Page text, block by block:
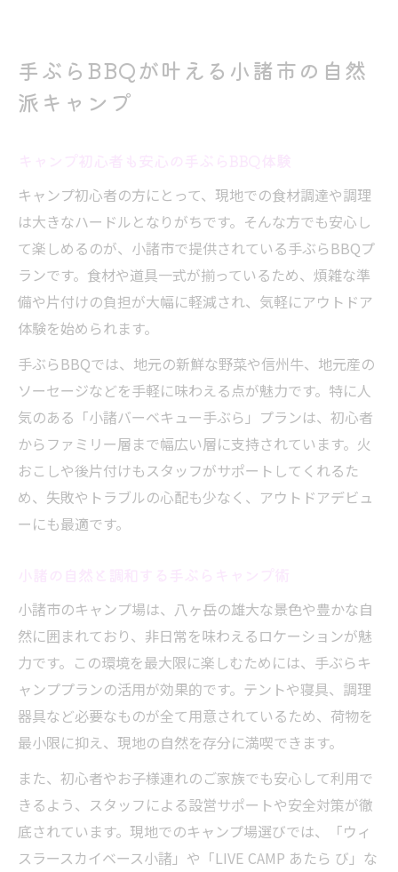
手ぶらBBQが叶える小諸市の自然
派キャンプ
キャンプ初心者の方にとって、現地での食材調達や調理
は大きなハードルとなりがちです。そんな方でも安心し
て楽しめるのが、小諸市で提供されている手ぶらBBQプ
ランです。食材や道具一式が揃っているため、煩雑な準
備や片付けの負担が大幅に軽減され、気軽にアウトドア
体験を始められます。
手ぶらBBQでは、地元の新鮮な野菜や信州牛、地元産の
ソーセージなどを手軽に味わえる点が魅力です。特に人
気のある「小諸バーベキュー手ぶら」プランは、初心者
からファミリー層まで幅広い層に支持されています。火
おこしや後片付けもスタッフがサポートしてくれるた
め、失敗やトラブルの心配も少なく、アウトドアデビュ
ーにも最適です。
小諸市のキャンプ場は、八ヶ岳の雄大な景色や豊かな自
然に囲まれており、非日常を味わえるロケーションが魅
力です。この環境を最大限に楽しむためには、手ぶらキ
ャンププランの活用が効果的です。テントや寝具、調理
器具など必要なものが全て用意されているため、荷物を
最小限に抑え、現地の自然を存分に満喫できます。
また、初心者やお子様連れのご家族でも安心して利用で
きるよう、スタッフによる設営サポートや安全対策が徹
底されています。現地でのキャンプ場選びでは、「ウィ
スラースカイベース小諸」や「LIVE CAMP あたら び」な